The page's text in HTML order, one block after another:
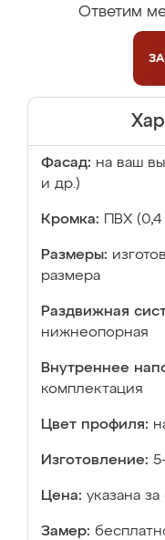
Ответим
Фасад: на ваш
и др.)
Кромка: ПВХ
Размеры:
размера
Раздвижная
нижнеопорная
Внутреннее
комплектация
Цвет профиля:
Изготовление:
Цена: указана
Замер: